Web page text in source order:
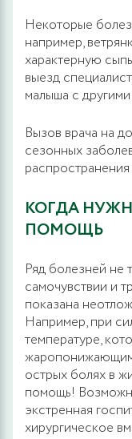
Некоторые
например,
характерную
выезд
малыша с
Вызов врача на
сезонных
КОГДА
ПОМОЩЬ
Ряд болезней не
самочувствии и
показана
Например, при
температуре,
острых болях в
помощь!
экстренная
хирургическое